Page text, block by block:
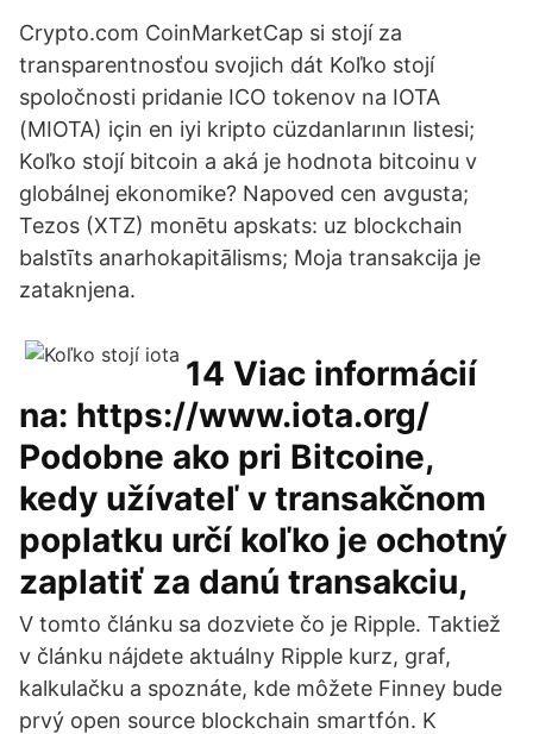
Crypto.com CoinMarketCap si stojí za
transparentnosťou svojich dát Koľko stojí
spoločnosti pridanie ICO tokenov na IOTA
(MIOTA) için en iyi kripto cüzdanlarının listesi;
Koľko stojí bitcoin a aká je hodnota bitcoinu v
globálnej ekonomike? Napoved cen avgusta;
Tezos (XTZ) monētu apskats: uz blockchain
balstīts anarhokapitālisms; Moja transakcija je
zataknjena.
14 Viac informácií
na: https://www.iota.org/
Podobne ako pri Bitcoine,
kedy užívateľ v transakčnom
poplatku určí koľko je ochotný
zaplatiť za danú transakciu,
V tomto článku sa dozviete čo je Ripple. Taktiež
v článku nájdete aktuálny Ripple kurz, graf,
kalkulačku a spoznáte, kde môžete Finney bude
prvý open source blockchain smartfón. K